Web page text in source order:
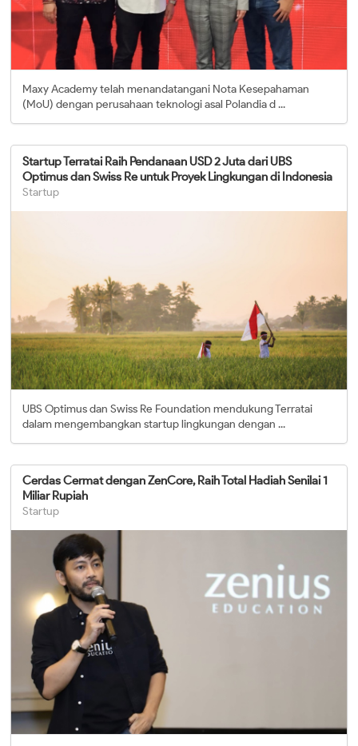
Maxy Academy telah menandatangani Nota Kesepahaman
(MoU) dengan perusahaan teknologi asal Polandia d ...
Startup Terratai Raih Pendanaan USD 2 Juta dari UBS
Optimus dan Swiss Re untuk Proyek Lingkungan di Indonesia
Startup
UBS Optimus dan Swiss Re Foundation mendukung Terratai
dalam mengembangkan startup lingkungan dengan ...
Cerdas Cermat dengan ZenCore, Raih Total Hadiah Senilai 1
Miliar Rupiah
Startup